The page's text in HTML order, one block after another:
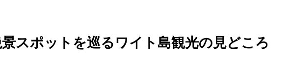
スポットを巡るワイト島観光の見どころ